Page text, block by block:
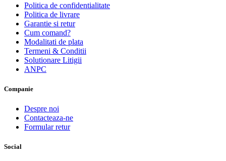
Politica de confidentialitate
Politica de livrare
Garantie si retur
Cum comand?
Modalitati de plata
Termeni & Conditii
Solutionare Litigii
ANPC
Companie
Despre noi
Contacteaza-ne
Formular retur
Social